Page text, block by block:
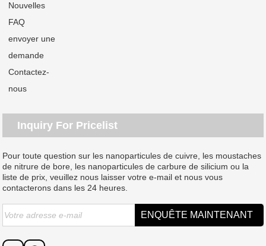
Nouvelles
FAQ
envoyer une
demande
Contactez-
nous
Inquiry For Pricelist
Pour toute question sur les nanoparticules de cuivre, les moustaches
de nitrure de bore, les nanoparticules de carbure de silicium ou la
liste de prix, veuillez nous laisser votre e-mail et nous vous
contacterons dans les 24 heures.